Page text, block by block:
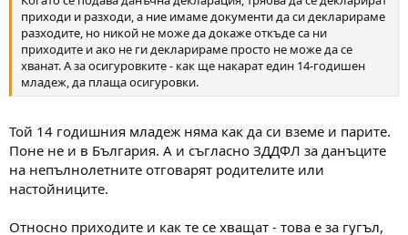
приходи и разходи, а ние имаме документи да си декларираме
разходите, но никой не може да докаже откъде са ни
приходите и ако не ги декларираме просто не може да се
хванат. А за осигуровките - как ще накарат един 14-годишен
младеж, да плаща осигуровки.
Той 14 годишния младеж няма как да си вземе и парите.
Поне не и в България. А и съгласно ЗДДФЛ за данъците
на непълнолетните отговарят родителите или
настойниците.
Относно приходите и как те се хващат - това е за гугъл,